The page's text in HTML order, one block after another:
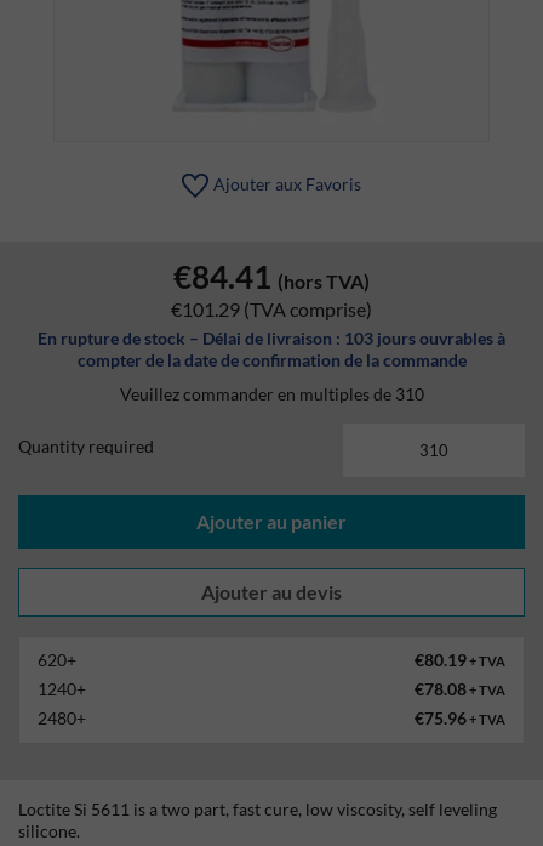
Ajouter aux Favoris
€84.41 (hors TVA)
€101.29 (TVA comprise)
En rupture de stock – Délai de livraison : 103 jours ouvrables à
compter de la date de confirmation de la commande
Veuillez commander en multiples de 310
Quantity required
Ajouter au panier
620+ €80.19+ TVA
1240+ €78.08+ TVA
2480+ €75.96+ TVA
Loctite Si 5611 is a two part, fast cure, low viscosity, self leveling
silicone.